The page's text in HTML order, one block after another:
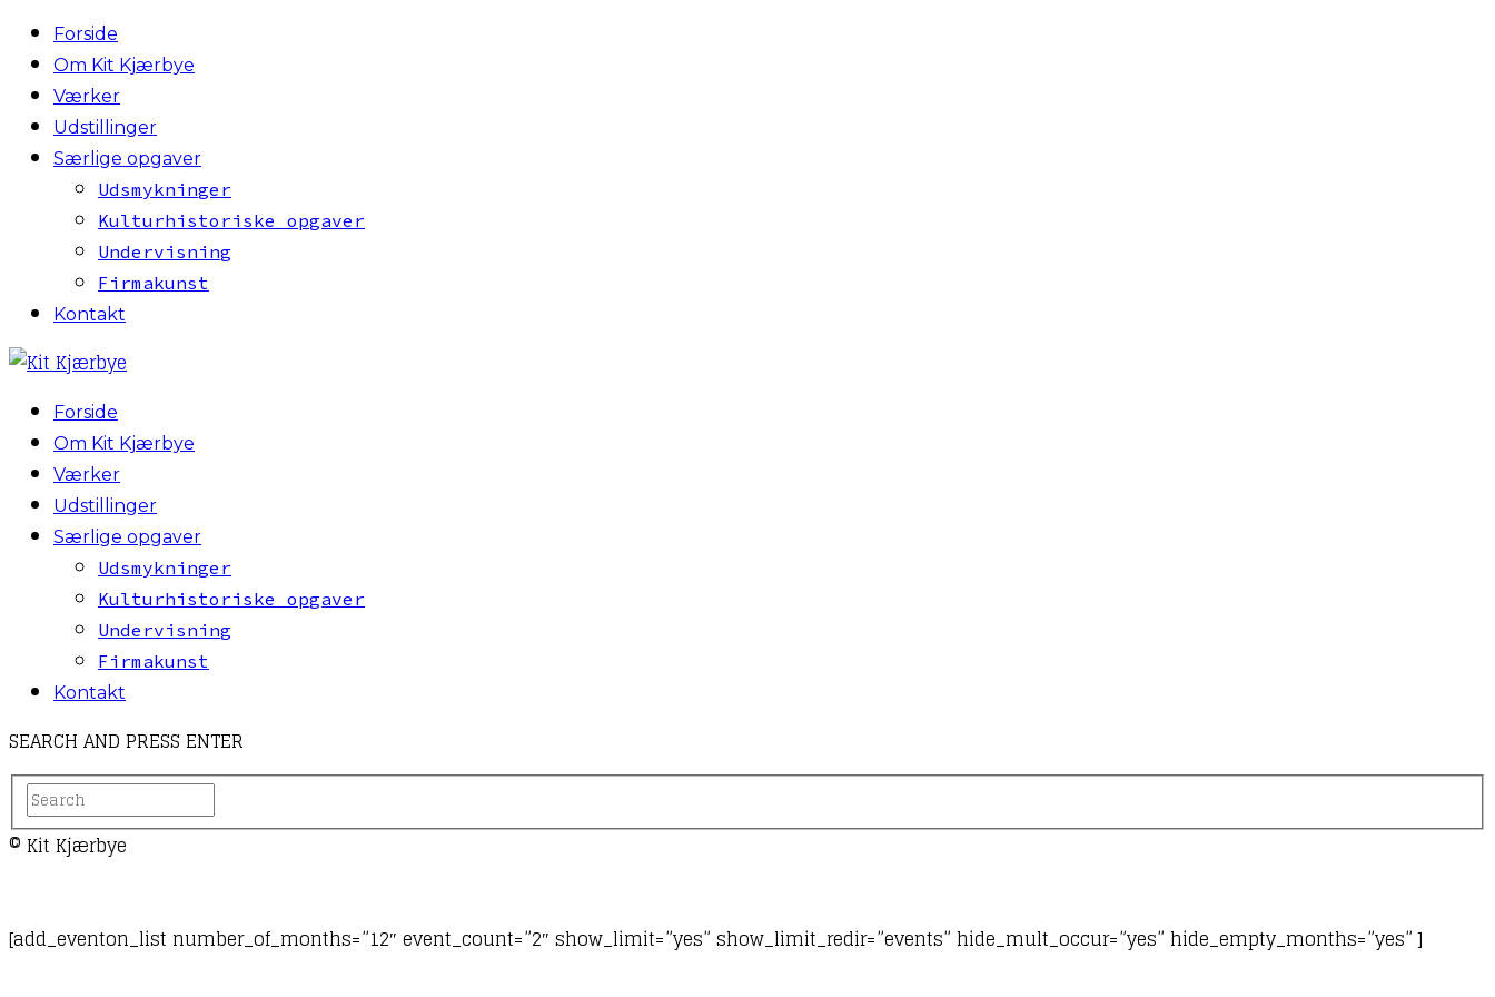
Forside
Om Kit Kjærbye
Værker
Udstillinger
Særlige opgaver
Udsmykninger
Kulturhistoriske opgaver
Undervisning
Firmakunst
Kontakt
Forside
Om Kit Kjærbye
Værker
Udstillinger
Særlige opgaver
Udsmykninger
Kulturhistoriske opgaver
Undervisning
Firmakunst
Kontakt
SEARCH AND PRESS ENTER
© Kit Kjærbye
[add_eventon_list number_of_months=”12″ event_count=”2″ show_limit=”yes” show_limit_redir=”events” hide_mult_occur=”yes” hide_empty_months=”yes” ]